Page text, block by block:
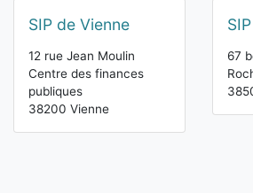
SIP de Vienne
12 rue Jean Moulin
Centre des finances
publiques
38200 Vienne
67